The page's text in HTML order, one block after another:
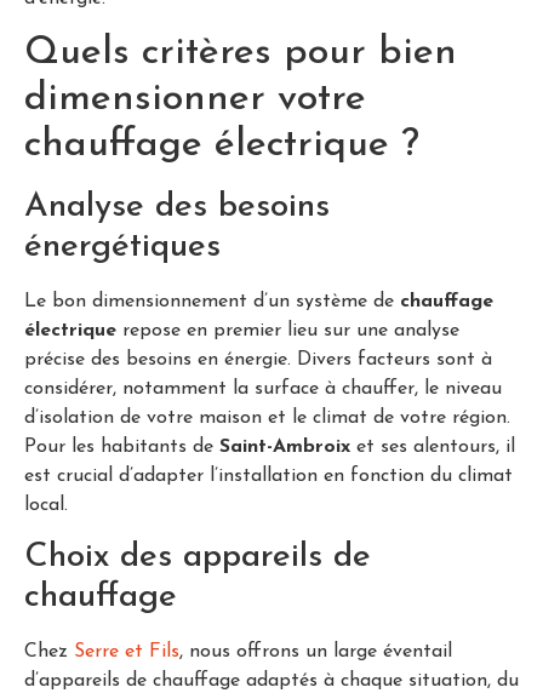
Quels critères pour bien
dimensionner votre
chauffage électrique ?
Analyse des besoins
énergétiques
Le bon dimensionnement d’un système de chauffage
électrique repose en premier lieu sur une analyse
précise des besoins en énergie. Divers facteurs sont à
considérer, notamment la surface à chauffer, le niveau
d’isolation de votre maison et le climat de votre région.
Pour les habitants de Saint-Ambroix et ses alentours, il
est crucial d’adapter l’installation en fonction du climat
local.
Choix des appareils de
chauffage
Chez Serre et Fils, nous offrons un large éventail
d’appareils de chauffage adaptés à chaque situation, du